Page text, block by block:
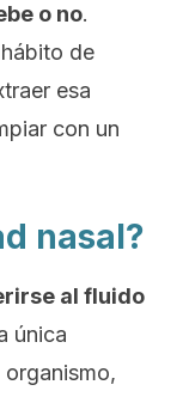
o no.
de
esa
con un
nasal?
al fluido
única